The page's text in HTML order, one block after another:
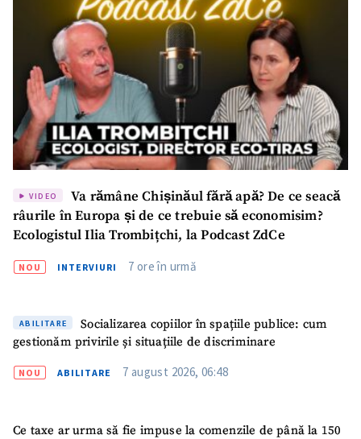
Trimite o informație
Despre ZdG
in English
на русском
VIDEO
Va rămâne Chișinăul fără apă? De ce seacă
râurile în Europa și de ce trebuie să economisim?
Ecologistul Ilia Trombițchi, la Podcast ZdCe
NOU INTERVIURI 7 ore în urmă
ABILITARE
Socializarea copiilor în spațiile publice: cum
gestionăm privirile și situațiile de discriminare
NOU ABILITARE 7 august 2026, 06:48
Ce taxe ar urma să fie impuse la comenzile de până la 150